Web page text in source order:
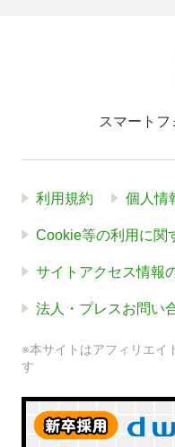
スマートフ
利用規約 個人情
Cookie等の利用に関
サイトアクセス情報
法人・プレスお問い
※本サイトはアフィリエイ
す